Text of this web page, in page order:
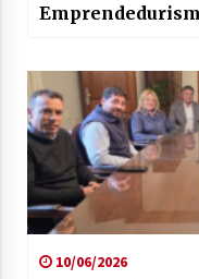
10/06/2026